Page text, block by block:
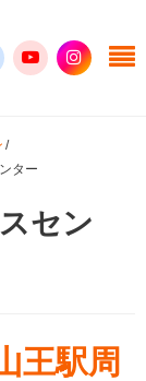
/
ター
セン
王駅周